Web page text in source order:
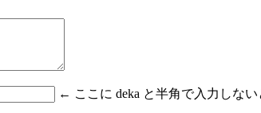
← ここに deka と半角で入力しな